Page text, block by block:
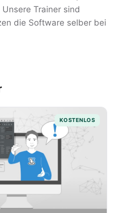
Trainer sind
die Software selber bei
KOSTENLOS